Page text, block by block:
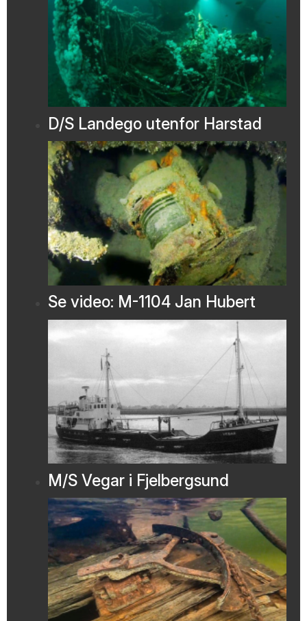
D/S Landego utenfor Harstad
Se video: M-1104 Jan Hubert
M/S Vegar i Fjelbergsund